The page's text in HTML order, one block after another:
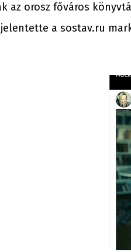
az orosz főváros
a sostav.ru